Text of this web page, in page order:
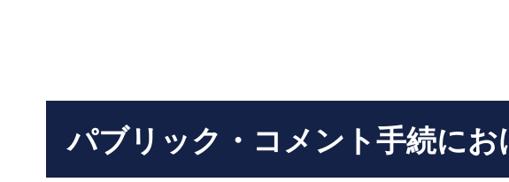
パブリック・コメント手続に